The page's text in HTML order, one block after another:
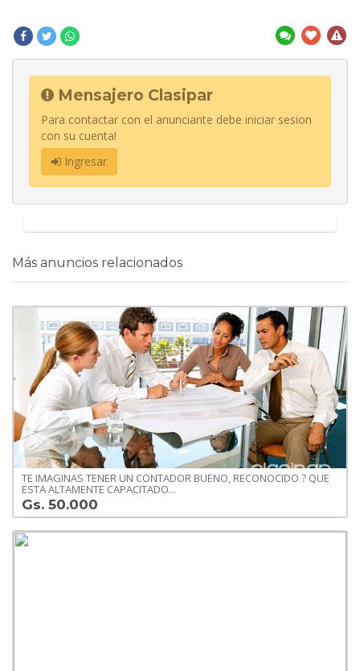
Mensajero Clasipar
Para contactar con el anunciante debe iniciar sesion
con su cuenta!
Ingresar
Más anuncios relacionados
TE IMAGINAS TENER UN CONTADOR BUENO, RECONOCIDO ? QUE
ESTA ALTAMENTE CAPACITADO...
Gs. 50.000